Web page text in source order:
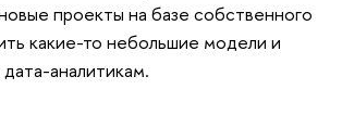
проекты на базе собственного
какие-то небольшие модели и
аналитикам.